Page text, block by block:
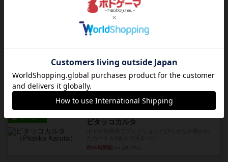
ハゲタカのえじき
超有名なゲームですが、初めてプレイしました。1
約15時間前by みいやん
ジャスト・ワン
まぁ面白かった‼️よくテレビとかのバラエティなん
かで、お題がわからずに...
約15時間前 by みいやん
レビュー ピタッコカルタ
約15時間前